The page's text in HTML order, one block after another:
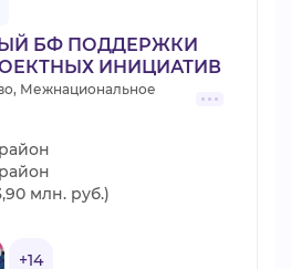
БФ ПОДДЕРЖКИ
ИНИЦИАТИВ
Межнациональное
млн. руб.)
+14